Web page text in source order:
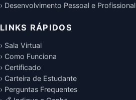
› Desenvolvimento Pessoal e Profissional
LINKS RÁPIDOS
› Sala Virtual
› Como Funciona
› Certificado
› Carteira de Estudante
› Perguntas Frequentes